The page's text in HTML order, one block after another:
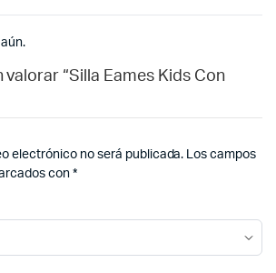
valorar “Silla Eames Kids Con
electrónico no será publicada. Los campos
con*